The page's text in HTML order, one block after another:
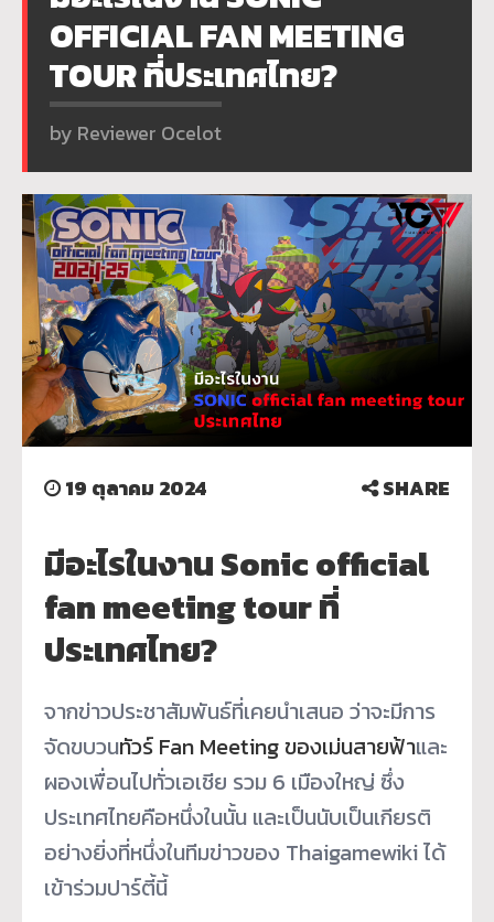
OFFICIAL FAN MEETING
TOUR ที่ประเทศไทย?
by Reviewer Ocelot
19 ตุลาคม 2024 SHARE
มีอะไรในงาน Sonic official
fan meeting tour ที่
ประเทศไทย?
จากข่าวประชาสัมพันธ์ที่เคยนำเสนอ ว่าจะมีการ
จัดขบวนทัวร์ Fan Meeting ของเม่นสายฟ้าและ
ผองเพื่อนไปทั่วเอเชีย รวม 6 เมืองใหญ่ ซึ่ง
ประเทศไทยคือหนึ่งในนั้น และเป็นนับเป็นเกียรติ
อย่างยิ่งที่หนึ่งในทีมข่าวของ Thaigamewiki ได้
เข้าร่วมปาร์ตี้นี้